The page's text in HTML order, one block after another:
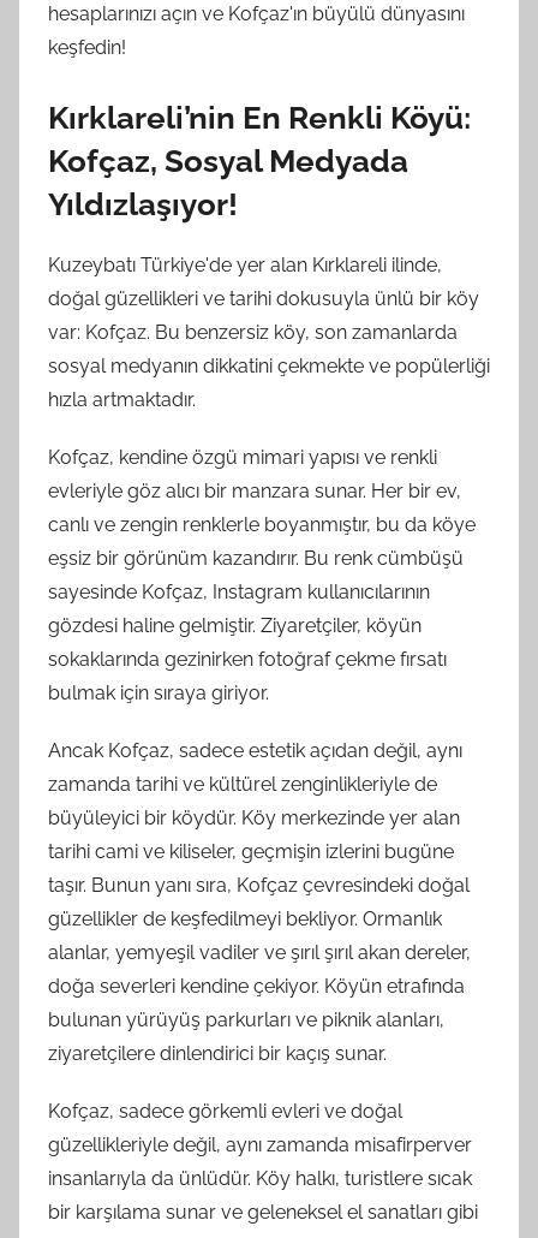
hesaplarınızı açın ve Kofçaz'ın büyülü dünyasını
keşfedin!
Kırklareli’nin En Renkli Köyü:
Kofçaz, Sosyal Medyada
Yıldızlaşıyor!
Kuzeybatı Türkiye'de yer alan Kırklareli ilinde,
doğal güzellikleri ve tarihi dokusuyla ünlü bir köy
var: Kofçaz. Bu benzersiz köy, son zamanlarda
sosyal medyanın dikkatini çekmekte ve popülerliği
hızla artmaktadır.
Kofçaz, kendine özgü mimari yapısı ve renkli
evleriyle göz alıcı bir manzara sunar. Her bir ev,
canlı ve zengin renklerle boyanmıştır, bu da köye
eşsiz bir görünüm kazandırır. Bu renk cümbüşü
sayesinde Kofçaz, Instagram kullanıcılarının
gözdesi haline gelmiştir. Ziyaretçiler, köyün
sokaklarında gezinirken fotoğraf çekme fırsatı
bulmak için sıraya giriyor.
Ancak Kofçaz, sadece estetik açıdan değil, aynı
zamanda tarihi ve kültürel zenginlikleriyle de
büyüleyici bir köydür. Köy merkezinde yer alan
tarihi cami ve kiliseler, geçmişin izlerini bugüne
taşır. Bunun yanı sıra, Kofçaz çevresindeki doğal
güzellikler de keşfedilmeyi bekliyor. Ormanlık
alanlar, yemyeşil vadiler ve şırıl şırıl akan dereler,
doğa severleri kendine çekiyor. Köyün etrafında
bulunan yürüyüş parkurları ve piknik alanları,
ziyaretçilere dinlendirici bir kaçış sunar.
Kofçaz, sadece görkemli evleri ve doğal
güzellikleriyle değil, aynı zamanda misafirperver
insanlarıyla da ünlüdür. Köy halkı, turistlere sıcak
bir karşılama sunar ve geleneksel el sanatları gibi